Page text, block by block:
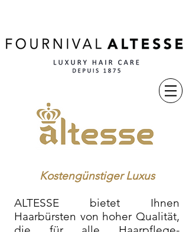
Kostengünstiger Luxus
ALTESSE bietet Ihnen
Haarbürsten von hoher Qualität,